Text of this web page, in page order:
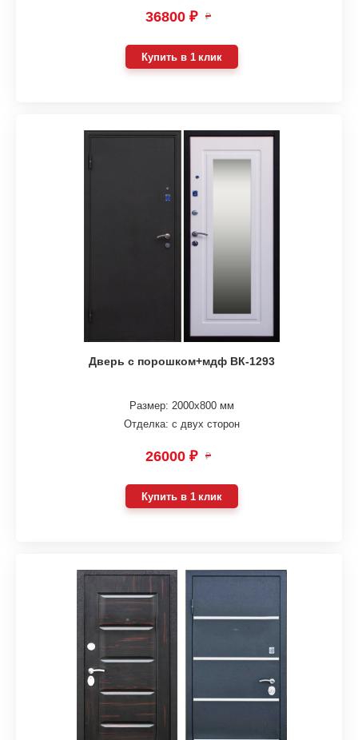
36800 ₽ ₽
Купить в 1 клик
Дверь с порошком+мдф ВК-1293
Размер: 2000х800 мм
Отделка: с двух сторон
26000 ₽ ₽
Купить в 1 клик